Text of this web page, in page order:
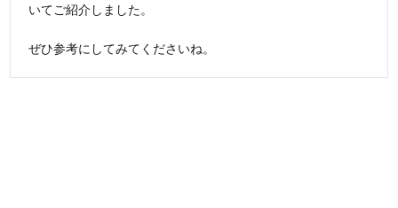
いてご紹介しました。
ぜひ参考にしてみてくださいね。